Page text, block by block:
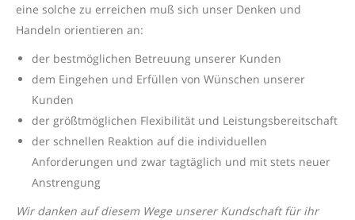
eine solche zu erreichen muß sich unser Denken und
Handeln orientieren an:
der bestmöglichen Betreuung unserer Kunden
dem Eingehen und Erfüllen von Wünschen unserer
Kunden
der größtmöglichen Flexibilität und Leistungsbereitschaft
der schnellen Reaktion auf die individuellen
Anforderungen und zwar tagtäglich und mit stets neuer
Anstrengung
Wir danken auf diesem Wege unserer Kundschaft für ihr